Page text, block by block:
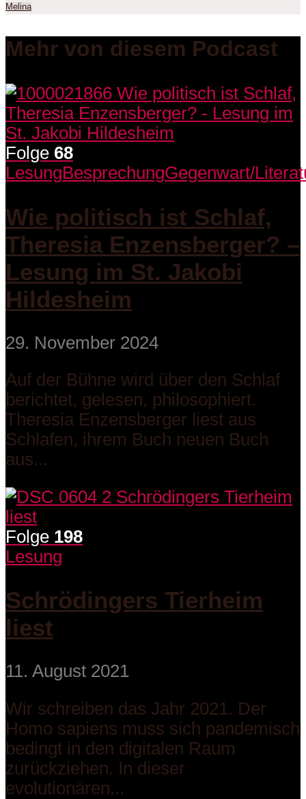
Melina
Mehr von diesem Podcast
Folge 68
LesungBesprechungGegenwart/
Wie politisch ist Schlaf,
Theresia Enzensberger? –
Lesung im St. Jakobi
Hildesheim
29. November 2024
Auf der Bühne wird über den Schlaf
berichtet, gelesen, philosophiert.
Theresia Enzensberger liest aus
Schlafen, ihrem Buch neuen Buch
aus...
Folge 198
Lesung
Schrödingers Tierheim
liest
11. August 2021
Wir schreiben das Jahr 2021. Der
Homo sapiens muss sich pandemisch
bedingt in den digitalen Raum
zurückziehen. In dieser
evolutionären...